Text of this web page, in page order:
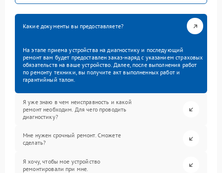
Какие документы вы предоставляете?
На этапе приема устройства на диагностику и последующий
ремонт вам будет предоставлен заказ-наряд с указанием страховых
обязательств на ваше устройство. Далее, после выполнения работ
по ремонту техники, вы получите акт выполненных работ и
гарантийный талон.
Я уже знаю в чем неисправность и какой
ремонт необходим. Для чего проводить
диагностику?
Мне нужен срочный ремонт. Сможете
сделать?
Я хочу, чтобы мое устройство
ремонтировали при мне.